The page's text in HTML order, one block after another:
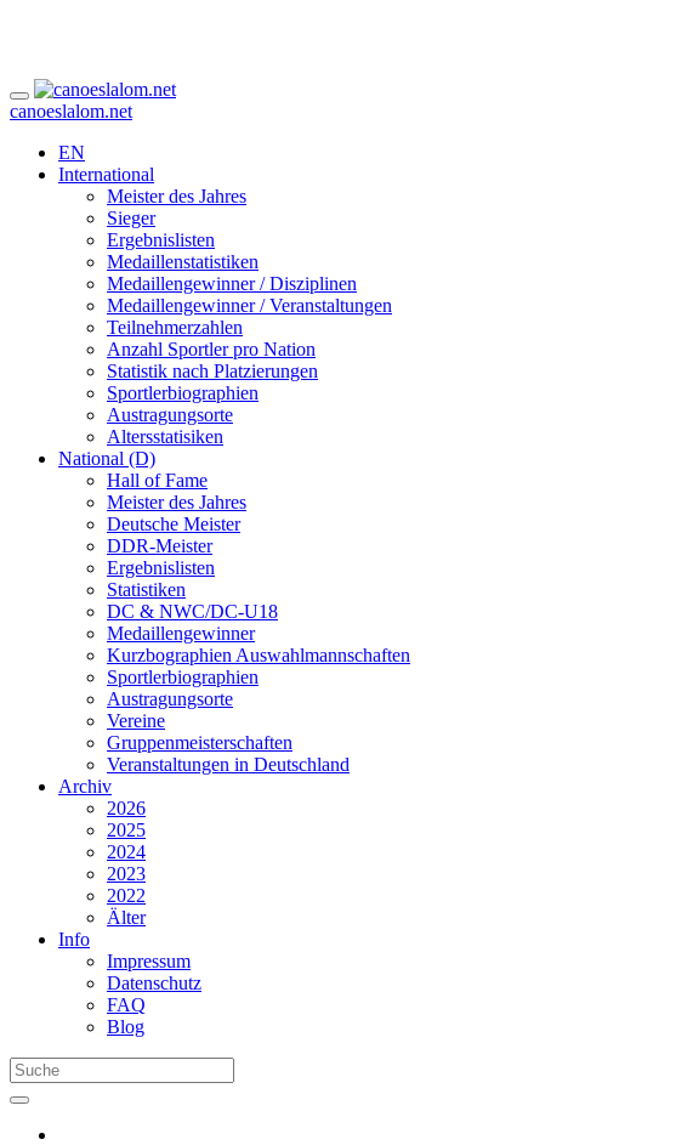
canoeslalom.net
EN
International
Meister des Jahres
Sieger
Ergebnislisten
Medaillenstatistiken
Medaillengewinner / Disziplinen
Medaillengewinner / Veranstaltungen
Teilnehmerzahlen
Anzahl Sportler pro Nation
Statistik nach Platzierungen
Sportlerbiographien
Austragungsorte
Altersstatisiken
National (D)
Hall of Fame
Meister des Jahres
Deutsche Meister
DDR-Meister
Ergebnislisten
Statistiken
DC & NWC/DC-U18
Medaillengewinner
Kurzbographien Auswahlmannschaften
Sportlerbiographien
Austragungsorte
Vereine
Gruppenmeisterschaften
Veranstaltungen in Deutschland
Archiv
2026
2025
2024
2023
2022
Älter
Info
Impressum
Datenschutz
FAQ
Blog